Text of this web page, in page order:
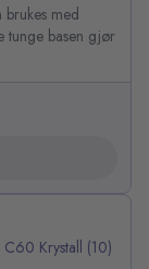
med
tunge basen gjør
C60 Krystall (10)